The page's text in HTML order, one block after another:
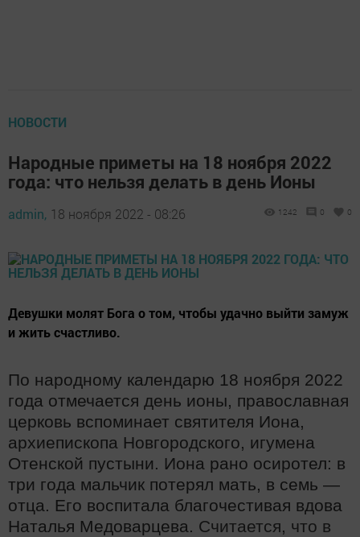
НОВОСТИ
Народные приметы на 18 ноября 2022
года: что нельзя делать в день Ионы
admin, 18 ноября 2022 - 08:26 1242 0 0
Девушки молят Бога о том, чтобы удачно выйти замуж
и жить счастливо.
По народному календарю 18 ноября 2022
года отмечается день ионы, православная
церковь вспоминает святителя Иона,
архиепископа Новгородского, игумена
Отенской пустыни. Иона рано осиротел: в
три года мальчик потерял мать, в семь —
отца. Его воспитала благочестивая вдова
Наталья Медоварцева. Считается, что в